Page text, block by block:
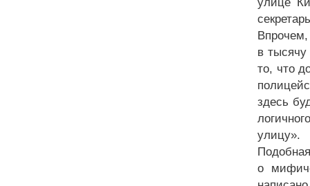
в тысячу
то, что
здесь
улицу».
о